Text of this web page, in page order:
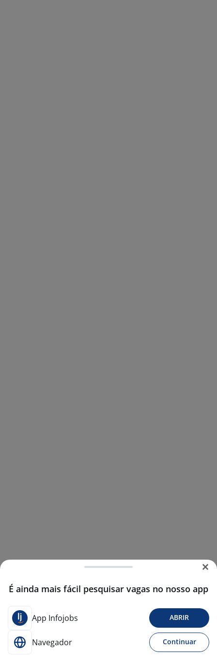
É ainda mais fácil pesquisar vagas no nosso app
App Infojobs ABRIR
Navegador Continuar